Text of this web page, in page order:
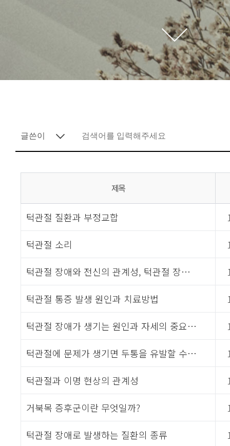
제목
턱관절 질환과 부정교합
턱관절 소리
턱관절 장애와 전신의 관계성, 턱관절 장…
턱관절 통증 발생 원인과 치료방법
턱관절 장애가 생기는 원인과 자세의 중요…
턱관절에 문제가 생기면 두통을 유발할 수…
턱관절과 이명 현상의 관계성
거북목 증후군이란 무엇일까?
턱관절 장애로 발생하는 질환의 종류